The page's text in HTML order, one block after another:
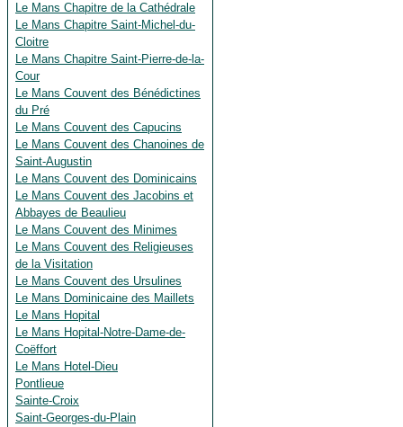
Le Mans Chapitre de la Cathédrale
Le Mans Chapitre Saint-Michel-du-
Cloitre
Le Mans Chapitre Saint-Pierre-de-la-
Cour
Le Mans Couvent des Bénédictines
du Pré
Le Mans Couvent des Capucins
Le Mans Couvent des Chanoines de
Saint-Augustin
Le Mans Couvent des Dominicains
Le Mans Couvent des Jacobins et
Abbayes de Beaulieu
Le Mans Couvent des Minimes
Le Mans Couvent des Religieuses
de la Visitation
Le Mans Couvent des Ursulines
Le Mans Dominicaine des Maillets
Le Mans Hopital
Le Mans Hopital-Notre-Dame-de-
Coëffort
Le Mans Hotel-Dieu
Pontlieue
Sainte-Croix
Saint-Georges-du-Plain